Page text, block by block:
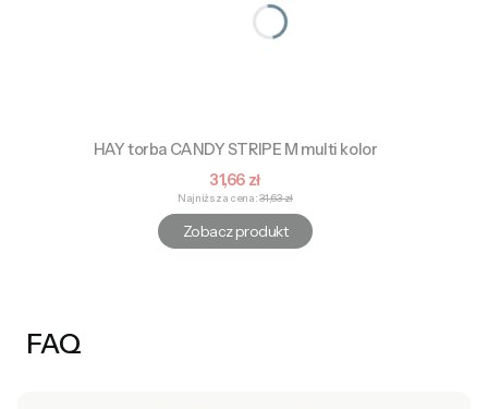
HAY torba CANDY STRIPE M multi kolor
Cena promocyjna
31,66 zł
Najniższa cena: 31,63 zł
Zobacz produkt
FAQ